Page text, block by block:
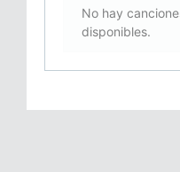
No hay
disponibles.